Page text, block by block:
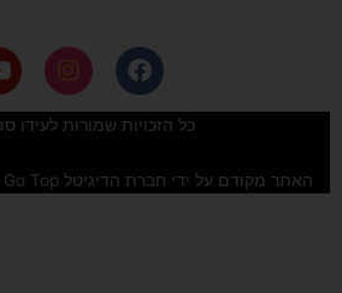
F
a
c
e
o
o
I
n
s
t
g
r
כל הזכויות שמורות לעידו
האתר מקודם על ידי חברת הדיגיטל Go Top –